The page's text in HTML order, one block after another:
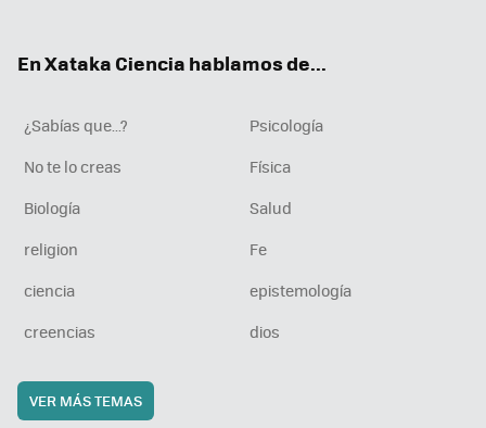
En Xataka Ciencia hablamos de...
¿Sabías que...?
Psicología
No te lo creas
Física
Biología
Salud
religion
Fe
ciencia
epistemología
creencias
dios
VER MÁS TEMAS